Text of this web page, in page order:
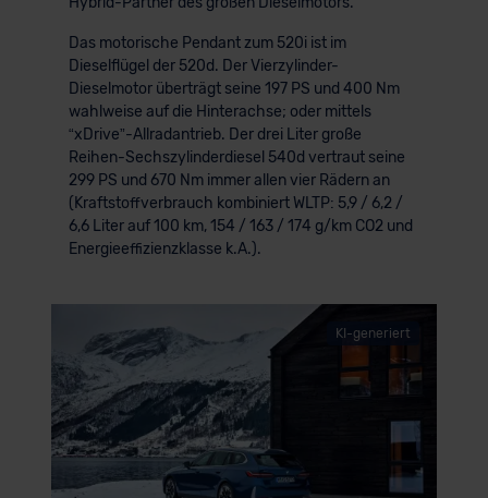
Das motorische Pendant zum 520i ist im
Dieselflügel der 520d. Der Vierzylinder-
Dieselmotor überträgt seine 197 PS und 400 Nm
wahlweise auf die Hinterachse; oder mittels
“xDrive”-Allradantrieb. Der drei Liter große
Reihen-Sechszylinderdiesel 540d vertraut seine
299 PS und 670 Nm immer allen vier Rädern an
(Kraftstoffverbrauch kombiniert WLTP: 5,9 / 6,2 /
6,6 Liter auf 100 km, 154 / 163 / 174 g/km CO2 und
Energieeffizienzklasse k.A.).
KI-generiert